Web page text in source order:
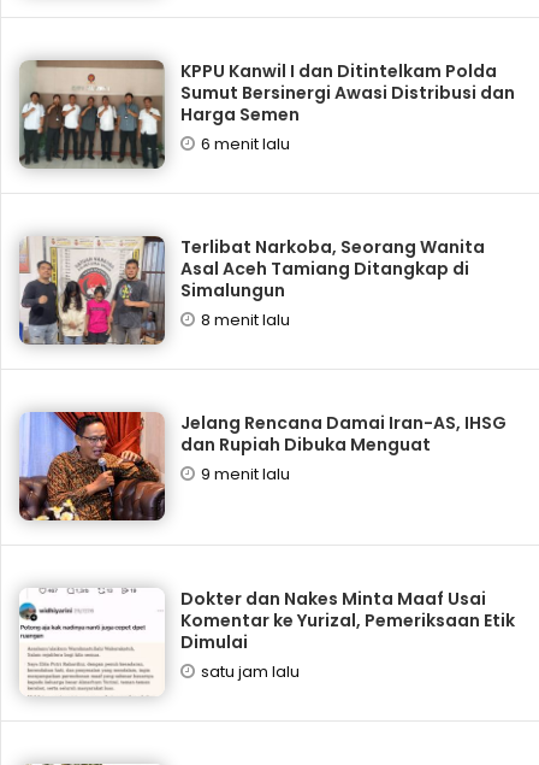
KPPU Kanwil I dan Ditintelkam Polda
Sumut Bersinergi Awasi Distribusi dan
Harga Semen
6 menit lalu
Terlibat Narkoba, Seorang Wanita
Asal Aceh Tamiang Ditangkap di
Simalungun
8 menit lalu
Jelang Rencana Damai Iran-AS, IHSG
dan Rupiah Dibuka Menguat
9 menit lalu
Dokter dan Nakes Minta Maaf Usai
Komentar ke Yurizal, Pemeriksaan Etik
Dimulai
satu jam lalu